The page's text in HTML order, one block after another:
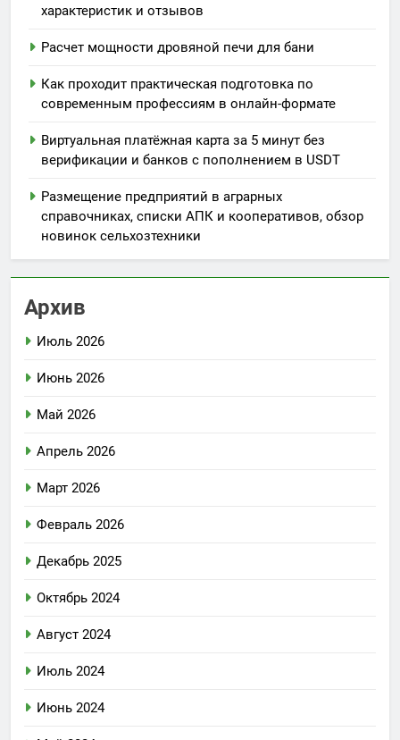
характеристик и отзывов
Расчет мощности дровяной печи для бани
Как проходит практическая подготовка по
современным профессиям в онлайн-формате
Виртуальная платёжная карта за 5 минут без
верификации и банков с пополнением в USDT
Размещение предприятий в аграрных
справочниках, списки АПК и кооперативов, обзор
новинок сельхозтехники
Архив
Июль 2026
Июнь 2026
Май 2026
Апрель 2026
Март 2026
Февраль 2026
Декабрь 2025
Октябрь 2024
Август 2024
Июль 2024
Июнь 2024